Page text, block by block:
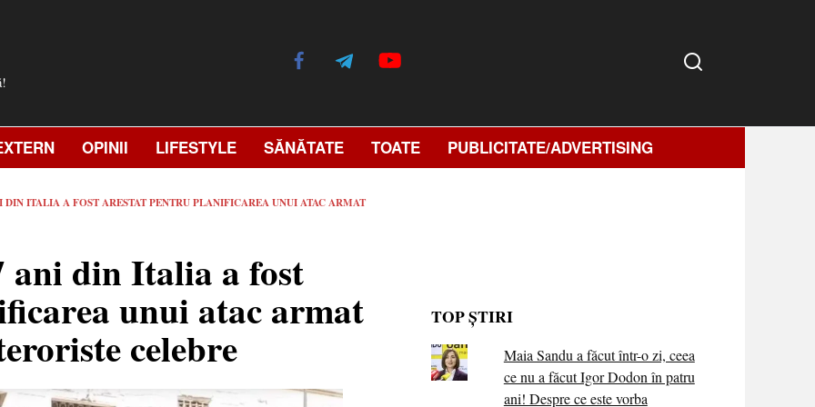
OPINII LIFESTYLE SĂNĂTATE TOATE PUBLICITATE/ADVERTISING
DIN ITALIA A FOST ARESTAT PENTRU PLANIFICAREA UNUI ATAC ARMAT
ani din Italia a fost
unui atac armat
celebre
TOP ȘTIRI
Maia Sandu a făcut într-o zi, ceea
ce nu a făcut Igor Dodon în patru
ani! Despre ce este vorba